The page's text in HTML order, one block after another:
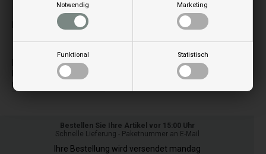
Notwendig Marketing
Funktional Statistisch
Bilder können je nach Modell abweichen
Passt zu:
H
Hydro 20 No ACS
Bestellen Sie Ihre Artikel vor 15:00 Uhr
Schnelle Lieferung - Paketnummer an E-Mail
Ihre Bestellung wird versendet mandag